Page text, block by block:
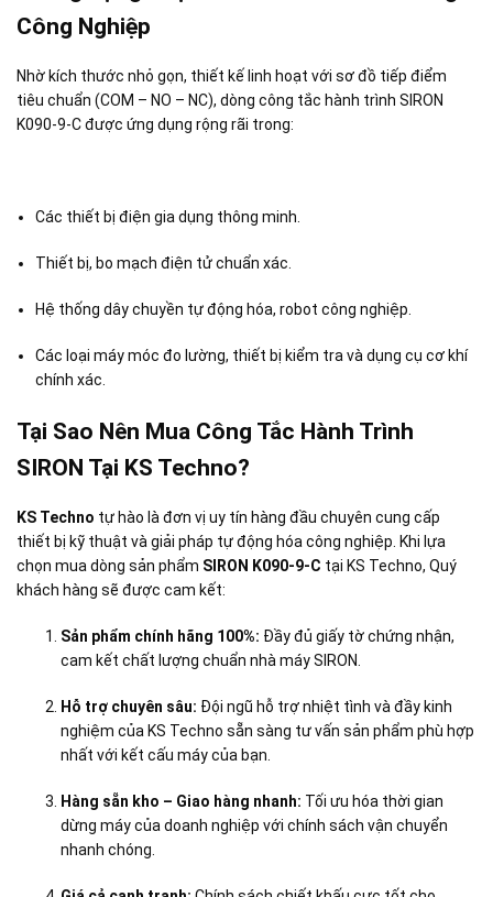
Công Nghiệp
Nhờ kích thước nhỏ gọn, thiết kế linh hoạt với sơ đồ tiếp điểm
tiêu chuẩn (COM – NO – NC), dòng công tắc hành trình SIRON
K090-9-C được ứng dụng rộng rãi trong:
Các thiết bị điện gia dụng thông minh
Thiết bị, bo mạch điện tử chuẩn xác
Hệ thống dây chuyền tự động hóa, robot công nghiệp
Các loại máy móc đo lường, thiết bị kiểm tra và dụng cụ cơ khí
chính xác
Tại Sao Nên Mua Công Tắc Hành Trình
SIRON Tại KS Techno?
KS Techno tự hào là đơn vị uy tín hàng đầu chuyên cung cấp
thiết bị kỹ thuật và giải pháp tự động hóa công nghiệp. Khi lựa
chọn mua dòng sản phẩm SIRON K090-9-C tại KS Techno, Quý
khách hàng sẽ được cam kết:
Sản phẩm chính hãng 100%: Đầy đủ giấy tờ chứng nhận,
cam kết chất lượng chuẩn nhà máy SIRON.
Hỗ trợ chuyên sâu: Đội ngũ hỗ trợ nhiệt tình và đầy kinh
nghiệm của KS Techno sẵn sàng tư vấn sản phẩm phù hợp
nhất với kết cấu máy của bạn.
Hàng sẵn kho – Giao hàng nhanh: Tối ưu hóa thời gian
dừng máy của doanh nghiệp với chính sách vận chuyển
nhanh chóng.